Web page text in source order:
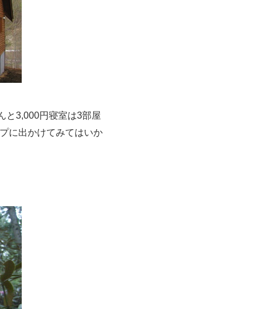
と3,000円寝室は3部屋
に出かけてみてはいか